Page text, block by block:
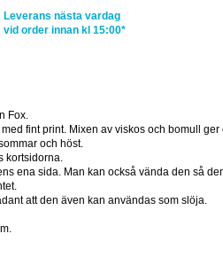
Leverans nästa vardag
vid order innan kl 15:00*
Fox.
fint print. Mixen av viskos och bomull ger
och höst.
kortsidorna.
ena sida. Man kan också vända den så
att den även kan användas som slöja.